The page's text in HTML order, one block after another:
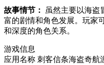
故事情节：
虽然主要以海盗
富的剧情和角色发展。玩家
和深度的角色关系。
游戏信息
应用名称 刺客信条海盗奇航